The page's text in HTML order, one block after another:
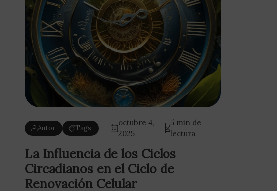
Autor Tags
octubre 4,
2025
5 min de
lectura
La Influencia de los Ciclos
Circadianos en el Ciclo de
Renovación Celular